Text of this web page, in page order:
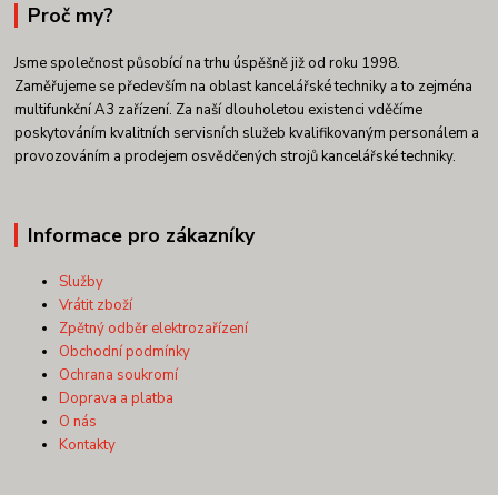
Proč my?
Jsme společnost působící na trhu úspěšně již od roku 1998.
Zaměřujeme se především na oblast kancelářské techniky a to zejména
multifunkční A3 zařízení. Za naší dlouholetou existenci vděčíme
poskytováním kvalitních servisních služeb kvalifikovaným personálem a
provozováním a prodejem osvědčených strojů kancelářské techniky.
Informace pro zákazníky
Služby
Vrátit zboží
Zpětný odběr elektrozařízení
Obchodní podmínky
Ochrana soukromí
Doprava a platba
O nás
Kontakty